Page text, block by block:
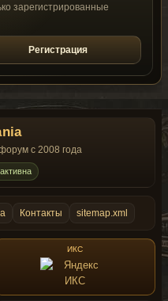
зарегистрированные
Регистрация
с 2008 года
Контакты sitemap.xml
ИКС